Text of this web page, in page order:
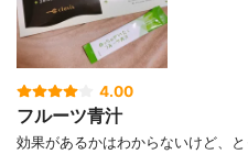
4.00
フルーツ青汁
効果があるかはわからないけど、